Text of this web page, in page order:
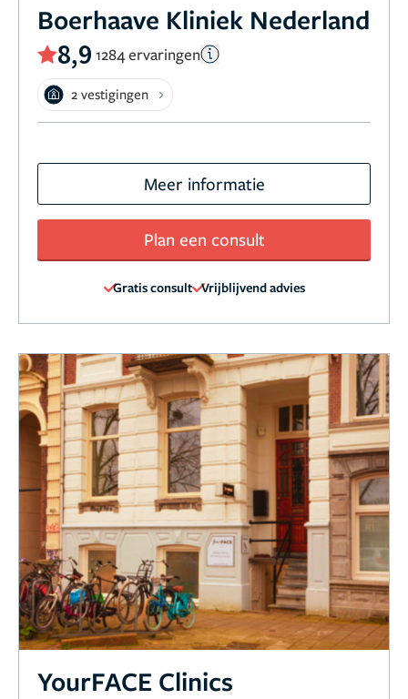
Boerhaave Kliniek Nederland
8,9 1284 ervaringen
2 vestigingen
Meer informatie
Plan een consult
Gratis consult Vrijblijvend advies
YourFACE Clinics